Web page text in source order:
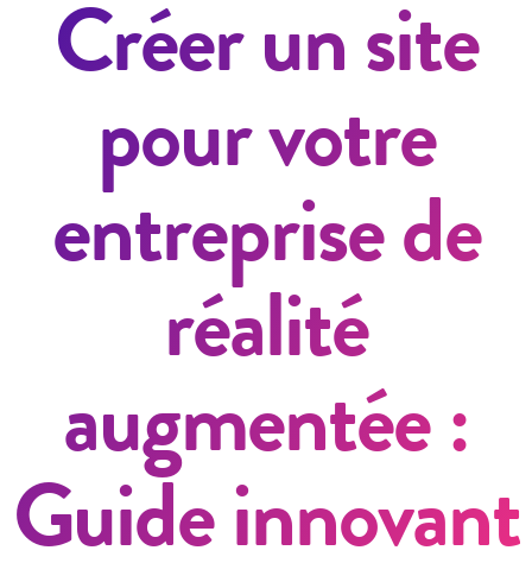
Créer un site
pour votre
entreprise de
réalité
augmentée :
Guide innovant